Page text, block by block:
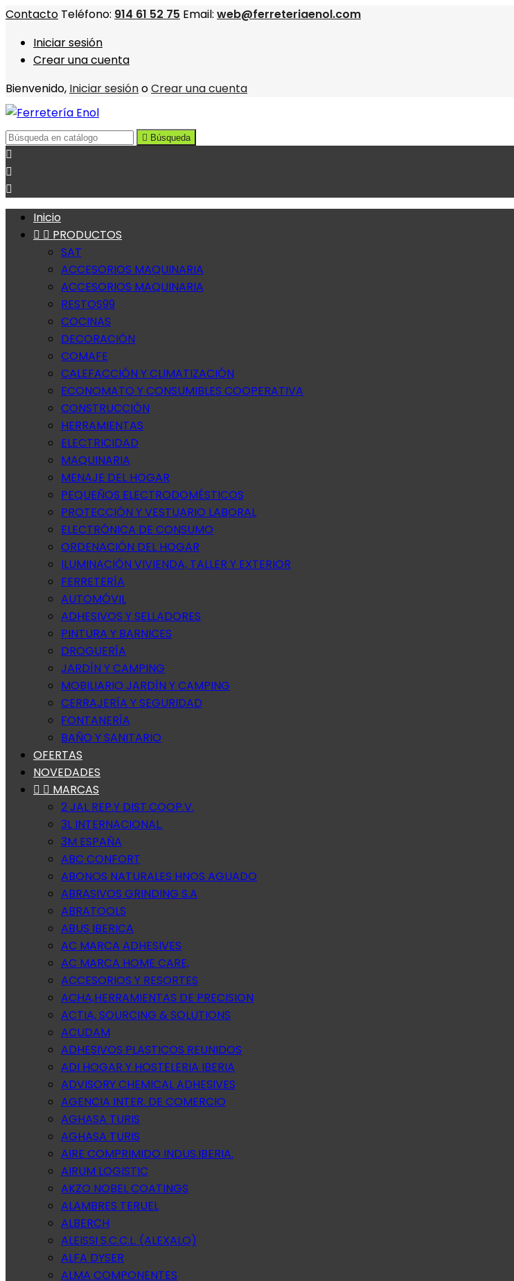
Contacto Teléfono: 914 61 52 75 Email: web@ferreteriaenol.com
Iniciar sesión
Crear una cuenta
Bienvenido, Iniciar sesiónoCrear una cuenta
 Búsqueda



Inicio
  PRODUCTOS
SAT
ACCESORIOS MAQUINARIA
ACCESORIOS MAQUINARIA
RESTOS99
COCINAS
DECORACIÓN
COMAFE
CALEFACCIÓN Y CLIMATIZACIÓN
ECONOMATO Y CONSUMIBLES COOPERATIVA
CONSTRUCCIÓN
HERRAMIENTAS
ELECTRICIDAD
MAQUINARIA
MENAJE DEL HOGAR
PEQUEÑOS ELECTRODOMÉSTICOS
PROTECCIÓN Y VESTUARIO LABORAL
ELECTRÓNICA DE CONSUMO
ORDENACIÓN DEL HOGAR
ILUMINACIÓN VIVIENDA, TALLER Y EXTERIOR
FERRETERÍA
AUTOMÓVIL
ADHESIVOS Y SELLADORES
PINTURA Y BARNICES
DROGUERÍA
JARDÍN Y CAMPING
MOBILIARIO JARDÍN Y CAMPING
CERRAJERÍA Y SEGURIDAD
FONTANERÍA
BAÑO Y SANITARIO
OFERTAS
NOVEDADES
  MARCAS
2 JAL REP.Y DIST.COOP.V.
3L INTERNACIONAL.
3M ESPAÑA
ABC CONFORT
ABONOS NATURALES HNOS AGUADO
ABRASIVOS GRINDING S.A
ABRATOOLS
ABUS IBERICA
AC MARCA ADHESIVES
AC MARCA HOME CARE,
ACCESORIOS Y RESORTES
ACHA,HERRAMIENTAS DE PRECISION
ACTIA, SOURCING & SOLUTIONS
ACUDAM
ADHESIVOS PLASTICOS REUNIDOS
ADI HOGAR Y HOSTELERIA IBERIA
ADVISORY CHEMICAL ADHESIVES
AGENCIA INTER. DE COMERCIO
AGHASA TURIS
AGHASA TURIS
AIRE COMPRIMIDO INDUS.IBERIA.
AIRUM LOGISTIC
AKZO NOBEL COATINGS
ALAMBRES TERUEL
ALBERCH
ALEISSI S.C.C.L. (ALEXALO)
ALFA DYSER
ALMA COMPONENTES